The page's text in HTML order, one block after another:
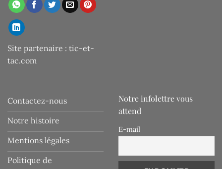
Site partenaire : tic-et-
tac.com
Contactez-nous
Notre histoire
Mentions légales
Politique de
Notre infolettre vous
attend
E-mail